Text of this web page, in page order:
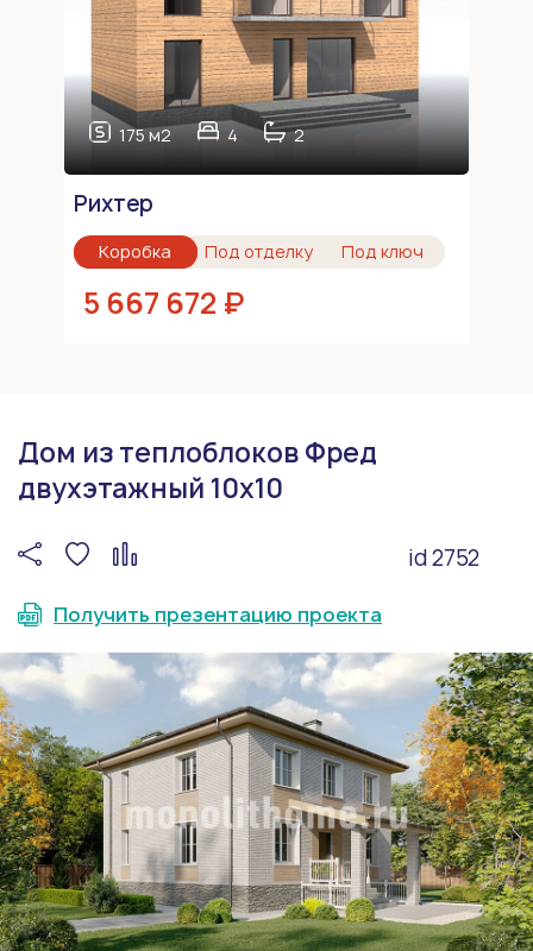
175 м2 4 2
Рихтер
Коробка Под отделку Под ключ
5 667 672 ₽
Дом из теплоблоков Фред
двухэтажный 10х10
id 2752
Получить презентацию проекта